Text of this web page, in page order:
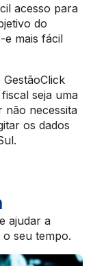
acesso para
do
e mais fácil
seja uma
não necessita
os dados
ajudar a
seu tempo.